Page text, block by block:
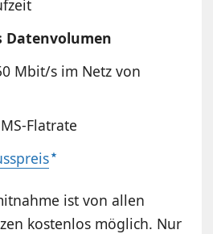
Datenvolumen
Mbit/s im Netz von
Flatrate
ist von allen
kostenlos möglich. Nur